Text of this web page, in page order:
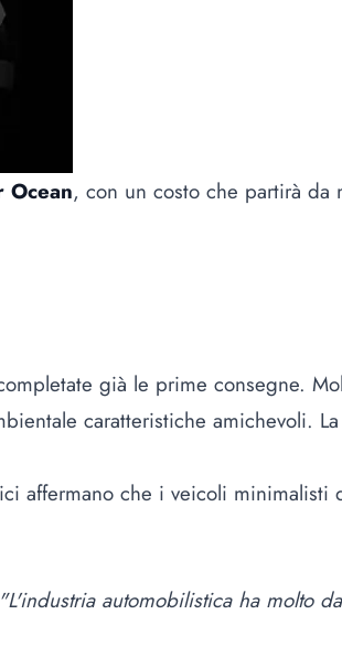
Ocean, con un costo che partirà
già le prime consegne.
caratteristiche amichevoli.
affermano che i veicoli minimalisti
"L'industria automobilistica ha molto